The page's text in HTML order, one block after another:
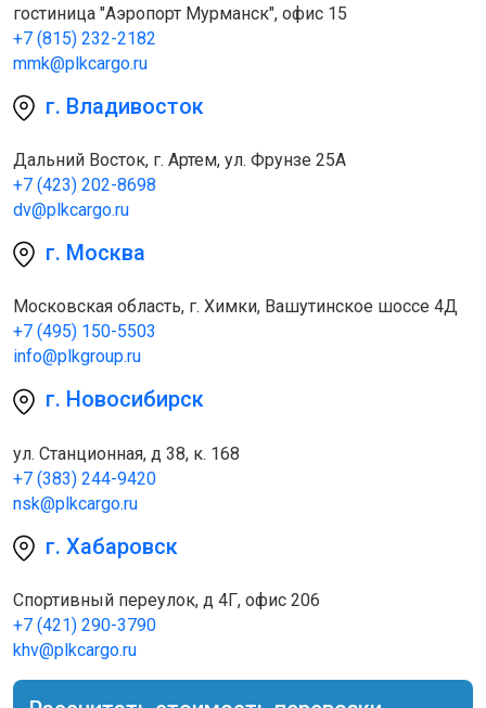
гостиница "Аэропорт Мурманск", офис 15
+7 (815) 232-2182
mmk@plkcargo.ru
г. Владивосток
Дальний Восток, г. Артем, ул. Фрунзе 25А
+7 (423) 202-8698
dv@plkcargo.ru
г. Москва
Московская область, г. Химки, Вашутинское шоссе 4Д
+7 (495) 150-5503
info@plkgroup.ru
г. Новосибирск
ул. Станционная, д 38, к. 168
+7 (383) 244-9420
nsk@plkcargo.ru
г. Хабаровск
Спортивный переулок, д 4Г, офис 206
+7 (421) 290-3790
khv@plkcargo.ru